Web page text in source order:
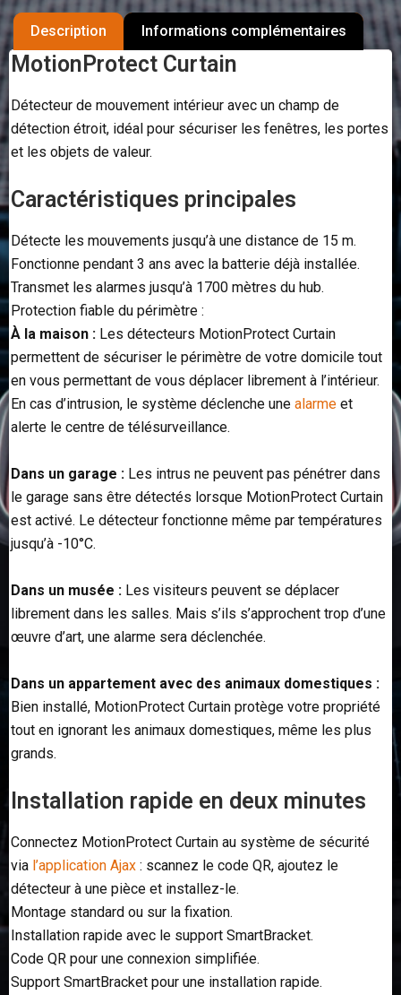
Description Informations complémentaires
MotionProtect Curtain
Détecteur de mouvement intérieur avec un champ de
détection étroit, idéal pour sécuriser les fenêtres, les portes
et les objets de valeur.
Caractéristiques principales
Détecte les mouvements jusqu’à une distance de 15 m.
Fonctionne pendant 3 ans avec la batterie déjà installée.
Transmet les alarmes jusqu’à 1700 mètres du hub.
Protection fiable du périmètre :
À la maison : Les détecteurs MotionProtect Curtain
permettent de sécuriser le périmètre de votre domicile tout
en vous permettant de vous déplacer librement à l’intérieur.
En cas d’intrusion, le système déclenche une alarme et
alerte le centre de télésurveillance.
Dans un garage : Les intrus ne peuvent pas pénétrer dans
le garage sans être détectés lorsque MotionProtect Curtain
est activé. Le détecteur fonctionne même par températures
jusqu’à -10°C.
Dans un musée : Les visiteurs peuvent se déplacer
librement dans les salles. Mais s’ils s’approchent trop d’une
œuvre d’art, une alarme sera déclenchée.
Dans un appartement avec des animaux domestiques :
Bien installé, MotionProtect Curtain protège votre propriété
tout en ignorant les animaux domestiques, même les plus
grands.
Installation rapide en deux minutes
Connectez MotionProtect Curtain au système de sécurité
via l’application Ajax : scannez le code QR, ajoutez le
détecteur à une pièce et installez-le.
Montage standard ou sur la fixation.
Installation rapide avec le support SmartBracket.
Code QR pour une connexion simplifiée.
Support SmartBracket pour une installation rapide.